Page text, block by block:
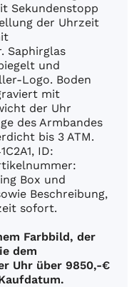
Sekundenstopp
der Uhrzeit
Saphirglas
und
Logo. Boden
mit
der Uhr
des Armbandes
bis 3 ATM.
ID:
Box und
Beschreibung,
sofort.
Farbbild, der
dem
Uhr über 9850,-€